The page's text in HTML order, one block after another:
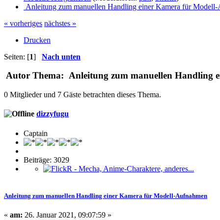
Anleitung zum manuellen Handling einer Kamera für Modell-
« vorheriges nächstes »
Drucken
Seiten: [1] Nach unten
Autor Thema: Anleitung zum manuellen Handling
0 Mitglieder und 7 Gäste betrachten dieses Thema.
dizzyfugu
Captain
Beiträge: 3029
Anleitung zum manuellen Handling einer Kamera für Modell-Aufnahmen
« am: 26. Januar 2021, 09:07:59 »